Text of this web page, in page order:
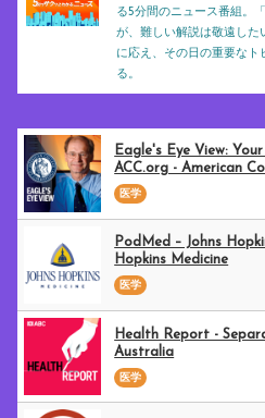
る5分間のニュース番組。
が、難しい解説は敬遠した
に応え、その日の重要なト
る。
Eagle's Eye View:
ACC.org - American
医学
PodMed – Johns
Hopkins Medicine
医学
Health Report -
Australia
医学